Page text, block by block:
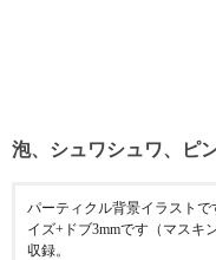
泡、シュワシュワ、ピ
パーティクル背景イラスト
イズ+ドブ3mmです（マスキ
収録。